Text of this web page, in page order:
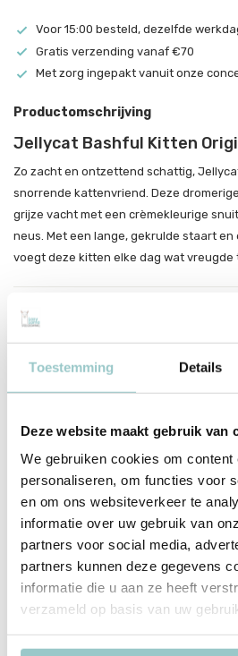
Toestemming Details
Deze website maakt gebruik van
We gebruiken cookies om content
personaliseren, om functies voor
en om ons websiteverkeer te
informatie over uw gebruik van
partners voor social media,
partners kunnen deze gegevens
informatie die u aan ze heeft
verzameld op basis van uw
Voor 15:00 besteld, dezelfde
Gratis verzending vanaf €70
Met zorg ingepakt vanuit onze
Productomschrijving
Jellycat Bashful Kitten
Zo zacht en ontzettend schattig,
snorrende kattenvriend. Deze
grijze vacht met een crèmekleurige
neus. Met een lange, gekrulde staart
voegt deze kitten elke dag wat vreugde
Productspecificaties
EAN
Merk Jellycat
Leeftijd vanaf 1 jaar
Toon meer
Bekijk ook deze must-haves